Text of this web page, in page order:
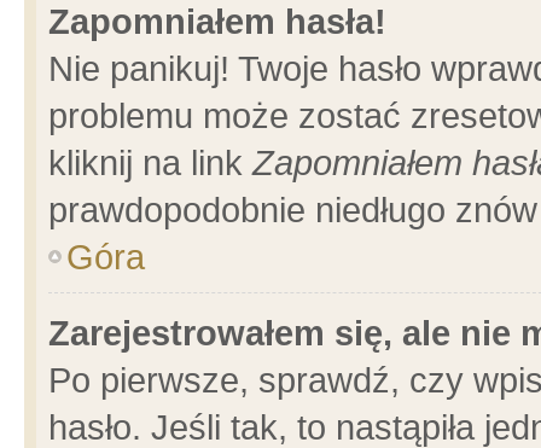
Zapomniałem hasła!
Nie panikuj! Twoje hasło
problemu może zostać
kliknij na linkZapomniałem
prawdopodobnie niedługo
Góra
Zarejestrowałem się, ale nie
Po pierwsze, sprawdź, czy
hasło. Jeśli tak, to nastąpiła